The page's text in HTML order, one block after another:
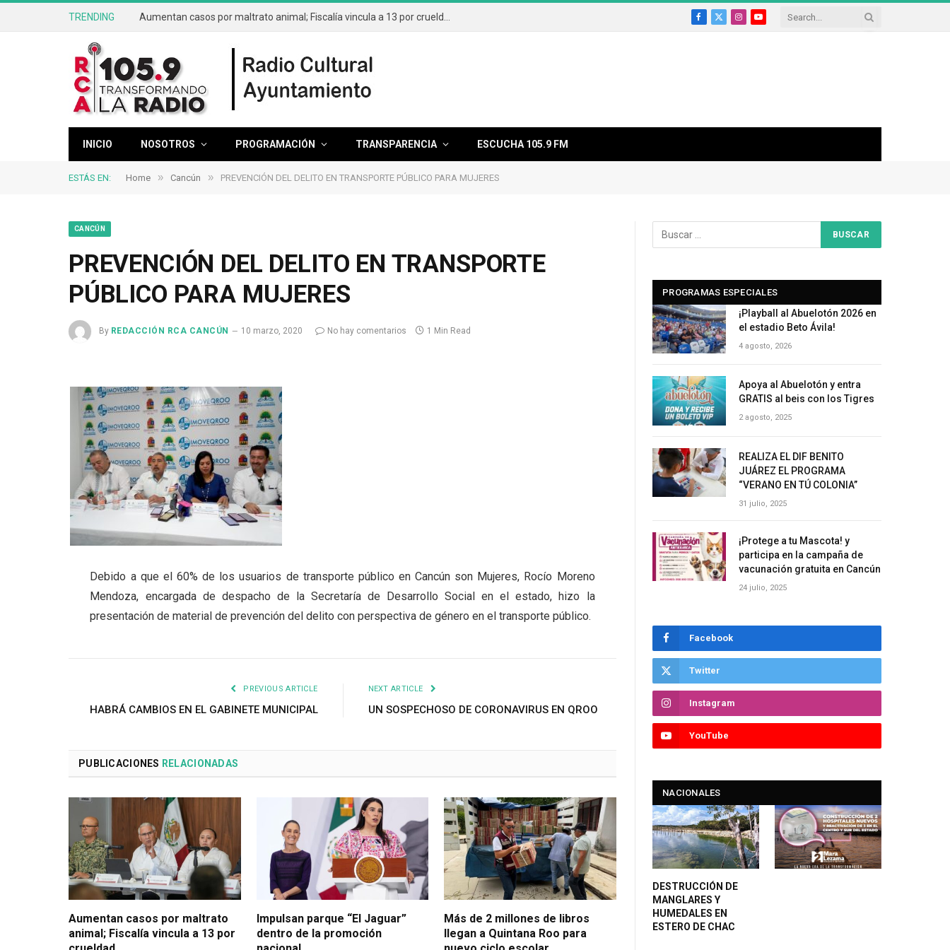
TRENDING
Facebook
X
InstagramYouTube
INICIO NOSOTROS PROGRAMACIÓN TRANSPARENCIA ESCUCHA 105.9 FM
ESTÁS EN: Home » Cancún » PREVENCIÓN DEL DELITO EN TRANSPORTE PÚBLICO PARA MUJERES
CANCÚN
PREVENCIÓN DEL DELITO EN TRANSPORTE
PÚBLICO PARA MUJERES
By REDACCIÓN RCA CANCÚN 10 marzo, 2020 No hay comentarios 1 Min Read
Debido a que el 60% de los usuarios de transporte público en Cancún son Mujeres, Rocío Moreno
Mendoza, encargada de despacho de la Secretaría de Desarrollo Social en el estado, hizo la
presentación de material de prevención del delito con perspectiva de género en el transporte público.
PREVIOUS ARTICLE
HABRÁ CAMBIOS EN EL GABINETE MUNICIPAL
NEXT ARTICLE
UN SOSPECHOSO DE CORONAVIRUS EN QROO
PUBLICACIONES RELACIONADAS
Aumentan casos por maltrato
animal; Fiscalía vincula a 13 por
Impulsan parque “El Jaguar”
dentro de la promoción
Más de 2 millones de libros
llegan a Quintana Roo para
PROGRAMAS ESPECIALES
¡Playball al Abuelotón 2026 en
el estadio Beto Ávila!
4 agosto, 2026
Apoya al Abuelotón y entra
GRATIS al beis con los Tigres
2 agosto, 2025
REALIZA EL DIF BENITO
JUÁREZ EL PROGRAMA
“VERANO EN TÚ COLONIA”
31 julio, 2025
¡Protege a tu Mascota! y
participa en la campaña de
vacunación gratuita en Cancún
24 julio, 2025
Facebook
Twitter
Instagram
YouTube
NACIONALES
DESTRUCCIÓN DE
MANGLARES Y
HUMEDALES EN
ESTERO DE CHAC